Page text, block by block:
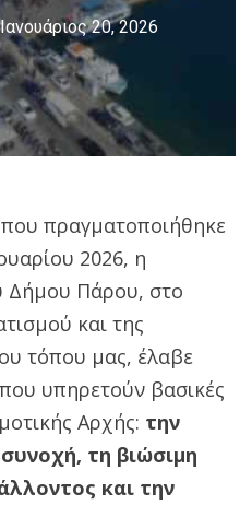
20, 2026
πραγματοποιήθηκε
2026, η
Δήμου Πάρου, στο
και της
τόπου μας, έλαβε
υπηρετούν βασικές
Αρχής: την
τη βιώσιμη
και την